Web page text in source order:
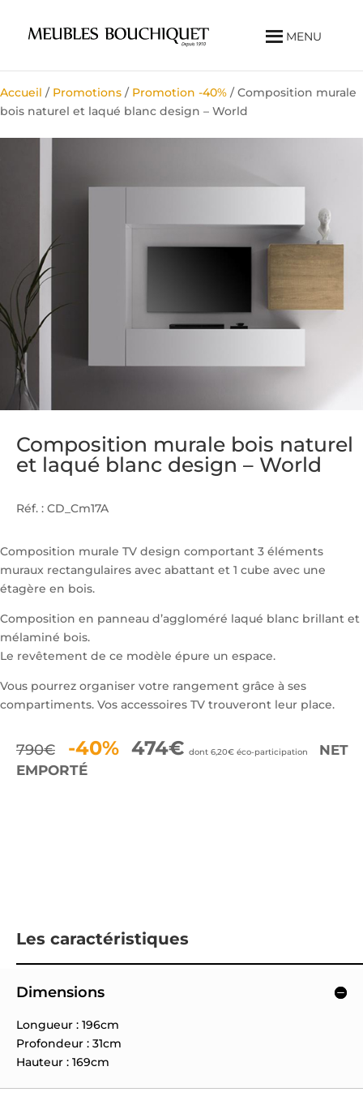
MENU
Accueil / Promotions / Promotion -40% / Composition murale
bois naturel et laqué blanc design – World
Composition murale bois naturel
et laqué blanc design – World
Réf. : CD_Cm17A
Composition murale TV design comportant 3 éléments
muraux rectangulaires avec abattant et 1 cube avec une
étagère en bois.
Composition en panneau d’aggloméré laqué blanc brillant et
mélaminé bois.
Le revêtement de ce modèle épure un espace.
Vous pourrez organiser votre rangement grâce à ses
compartiments. Vos accessoires TV trouveront leur place.
790€ -40% 474€ dont 6,20€ éco-participation
NET
EMPORTÉ
Les caractéristiques
Dimensions
Longueur : 196cm
Profondeur : 31cm
Hauteur : 169cm